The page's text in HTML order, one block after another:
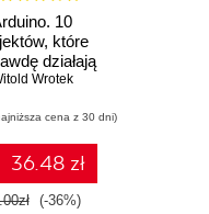
10
które
działają
Wrotek
cena z 30 dni)
36.48 zł
(-36%)